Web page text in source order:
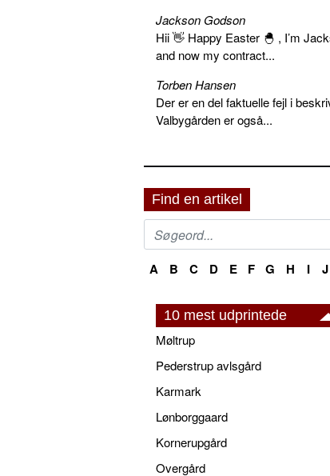
Jackson Godson
Hii 👋 Happy Easter 🐣 , I’m
and now my contract...
Torben Hansen
Der er en del faktuelle fejl i
Valbygården er også...
Find en artikel
A B C D E F G H I J
10 mest udprintede
Møltrup
Pederstrup avlsgård
Karmark
Lønborggaard
Kornerupgård
Overgård